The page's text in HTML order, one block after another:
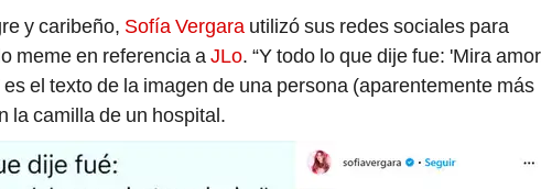
y caribeño, Sofía Vergara utilizó sus redes sociales para
meme en referencia aJLo. “Y todo lo que dije fue: 'Mira
es el texto de la imagen de una persona (aparentemente más
la camilla de un hospital.